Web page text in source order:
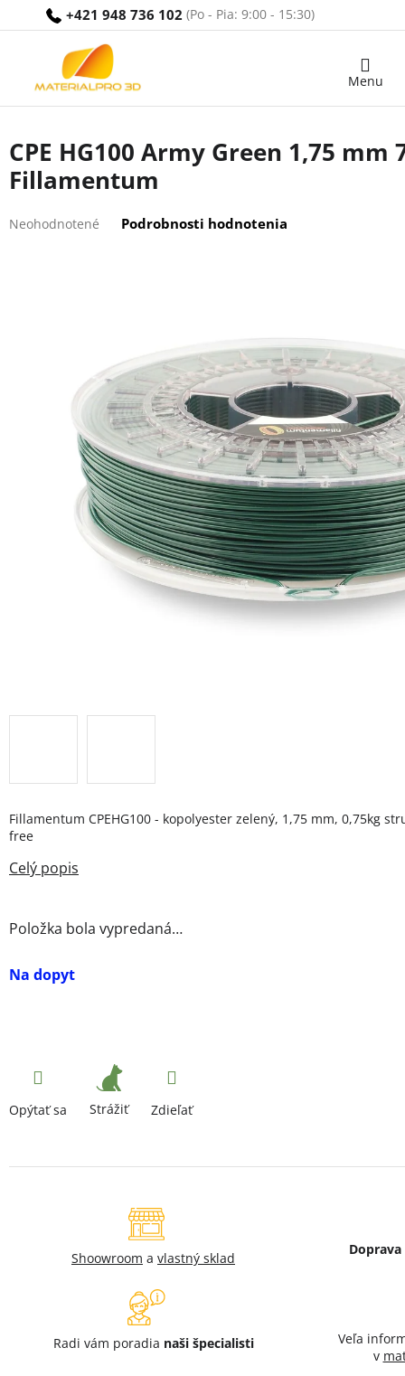
+421 948 736 102
Nákupný
CPE HG100 Army Green 1,75 mm
Fillamentum
hodnotenie
Neohodnotené Podrobnosti hodnotenia
Na dopyt
Položka bola vypredaná…
Fillamentum CPEHG100 - kopolyester zelený, 1,75 mm, 0,75kg
free
Opýtať sa Strážiť Zdieľať
Shoowroom a vlastný sklad
Radi vám poradia naši špecialisti
Veľa
v